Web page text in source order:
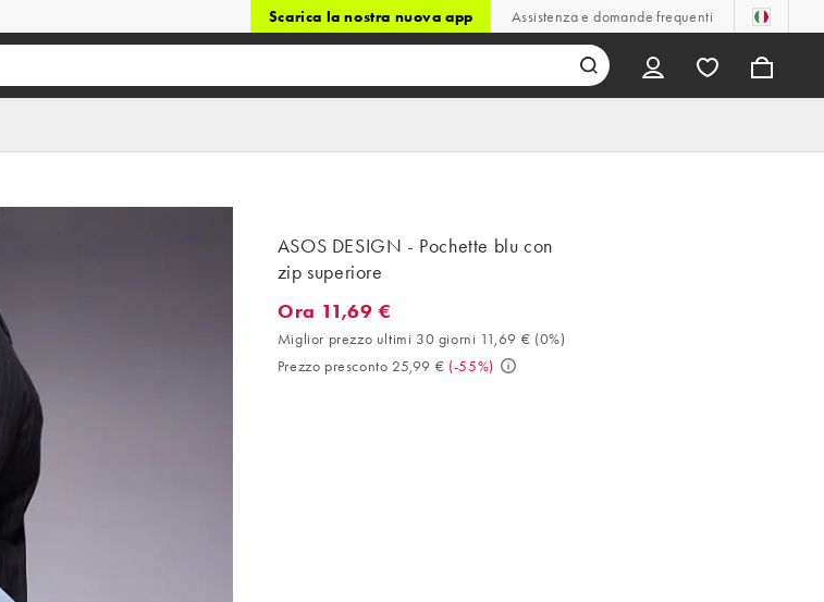
Scarica la nostra nuova app Assistenza e domande frequenti
ASOS DESIGN - Pochette blu con
zip superiore
Ora 11,69 €. Miglior prezzo ultimi 30 giorni 11,69 € (0%). Prezzo
Ora 11,69 €
Miglior prezzo ultimi 30 giorni 11,69 € (0%)
Prezzo presconto 25,99 € (-55%)